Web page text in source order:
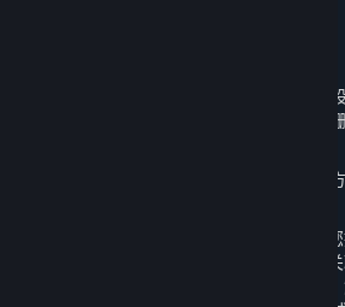
1. 您可以通过平台客户端的“蒸汽平台--
明细--删除我的蒸汽平台账户--前往账户
2. 您可以通过本政策第十条列明的联系
在您主动注销账户之后，我们将停止为
问内容和服务、您的账户、与您的账户
您的账户原先可访问的其他服务。此外